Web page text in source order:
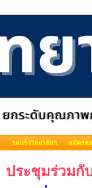
รอบรั้ววิทยาลัยฯ สมัครส
ประชุมร่วมกั